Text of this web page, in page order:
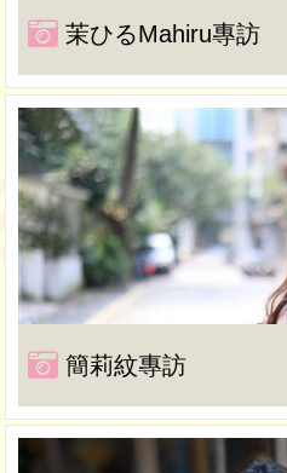
茉ひるMahiru專訪
簡莉紋專訪